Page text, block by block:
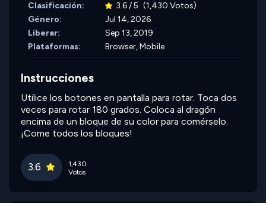
Clasificación:
3.6 / 5 (1,430 Votos)
Género:
Jul 14, 2026
Liberar:
Sep 13, 2019
Plataformas:
Browser, Mobile
Instrucciones
Utilice los botones en pantalla para rotar. Toca dos
veces para rotar 180 grados. Coloca al dragón
encima de un bloque de su color para comérselo.
¡Come todos los bloques!
3.6
1,430
Votos